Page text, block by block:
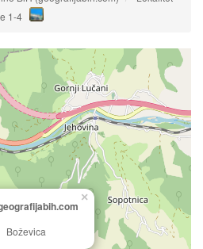
1-4
Boževica
×